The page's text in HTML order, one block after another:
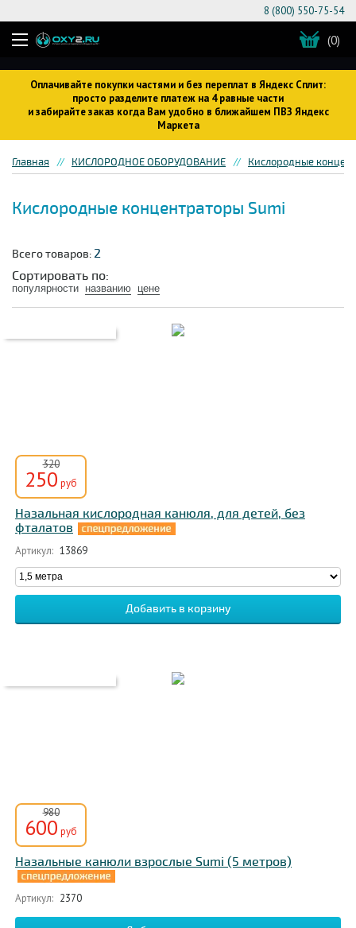
Оплачивайте покупки частями и без переплат в Яндекс Сплит:
просто разделите платеж на 4 равные части
и забирайте заказ когда Вам удобно в ближайшем ПВЗ Яндекс
Маркета
8 (800) 550-75-54
(0)
Главная КИСЛОРОДНОЕ ОБОРУДОВАНИЕ Кислородные
Кислородные концентраторы Sumi
Всего товаров:2
Сортировать по:
популярности названию цене
320
250 руб
Назальная кислородная канюля, для детей, без
фталатов
Артикул: 13869
980
600 руб
Назальные канюли взрослые Sumi (5 метров)
Артикул: 2370